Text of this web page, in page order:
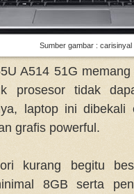
Sumber gambar :
A514 51G
prosesor tidak
laptop ini
grafis powerful.
kurang begitu
8GB serta